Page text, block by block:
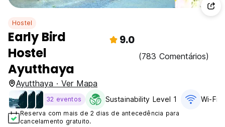
Hostel
Early Bird
Hostel
Ayutthaya
9.0
(783 Comentários)
Ayutthaya · Ver Mapa
32 eventos Sustainability Level 1 Wi-Fi
Reserva com mais de 2 dias de antecedência para
cancelamento gratuito.